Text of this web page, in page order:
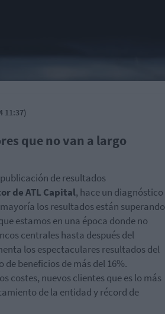
11:37)
que no van a largo
de resultados
de ATL Capital, hace un diagnóstico
los resultados están superando
estamos en una época donde no
centrales hasta después del
losespectaculares resultados del
beneficios de más del 16%.
costes, nuevos clientes que es lo más
de la entidad y récord de